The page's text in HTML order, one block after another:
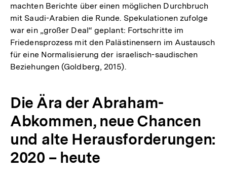
machten Berichte über einen möglichen Durchbruch
mit Saudi-Arabien die Runde. Spekulationen zufolge
war ein „großer Deal“ geplant: Fortschritte im
Friedensprozess mit den Palästinensern im Austausch
für eine Normalisierung der israelisch-saudischen
Beziehungen (Goldberg, 2015).
Die Ära der Abraham-
Abkommen, neue Chancen
und alte Herausforderungen:
2020 – heute